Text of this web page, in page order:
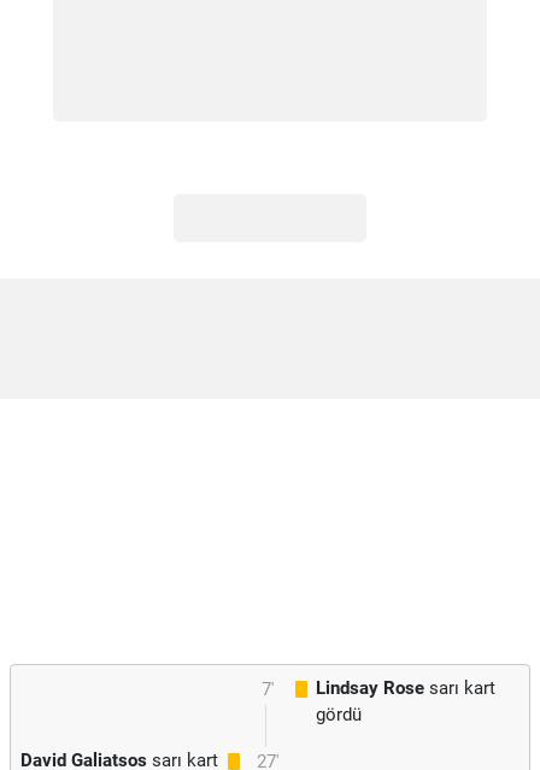
7' Lindsay Rose sarı kart
gördü
27'
David Galiatsos sarı kart